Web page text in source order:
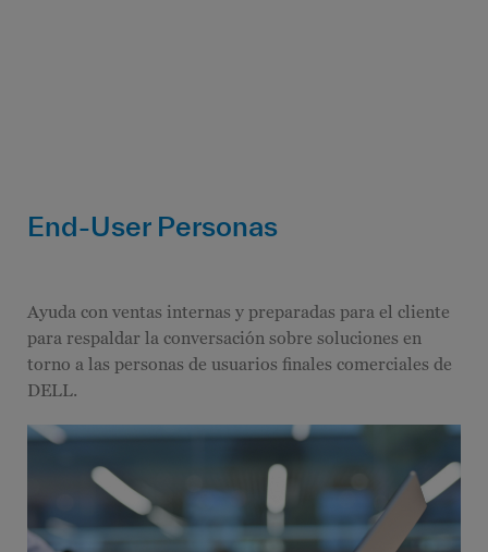
End-User Personas
Ayuda con ventas internas y preparadas para el cliente
para respaldar la conversación sobre soluciones en
torno a las personas de usuarios finales comerciales de
DELL.